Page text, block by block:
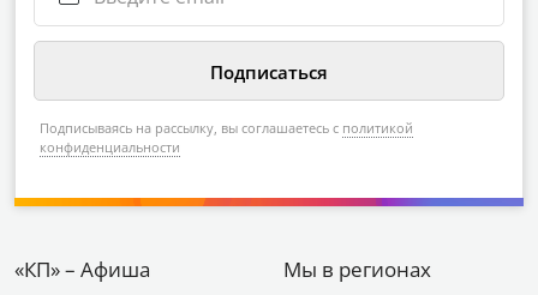
Подписываясь на рассылку, вы соглашаетесь с политикой
конфиденциальности
«КП» – Афиша Мы в регионах